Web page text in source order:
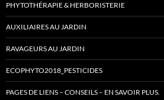
PHYTOTHÉRAPIE & HERBORISTERIE
AUXILIAIRES AU JARDIN
RAVAGEURS AU JARDIN
ECOPHYTO2018_PESTICIDES
PAGES DE LIENS – CONSEILS – EN SAVOIR PLUS.